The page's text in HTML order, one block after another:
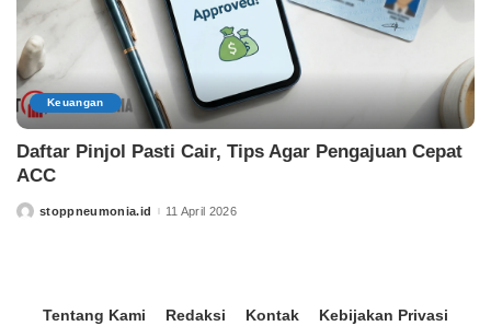
Keuangan
Daftar Pinjol Pasti Cair, Tips Agar Pengajuan Cepat
ACC
stoppneumonia.id 11 April 2026
Tentang Kami Redaksi Kontak Kebijakan Privasi